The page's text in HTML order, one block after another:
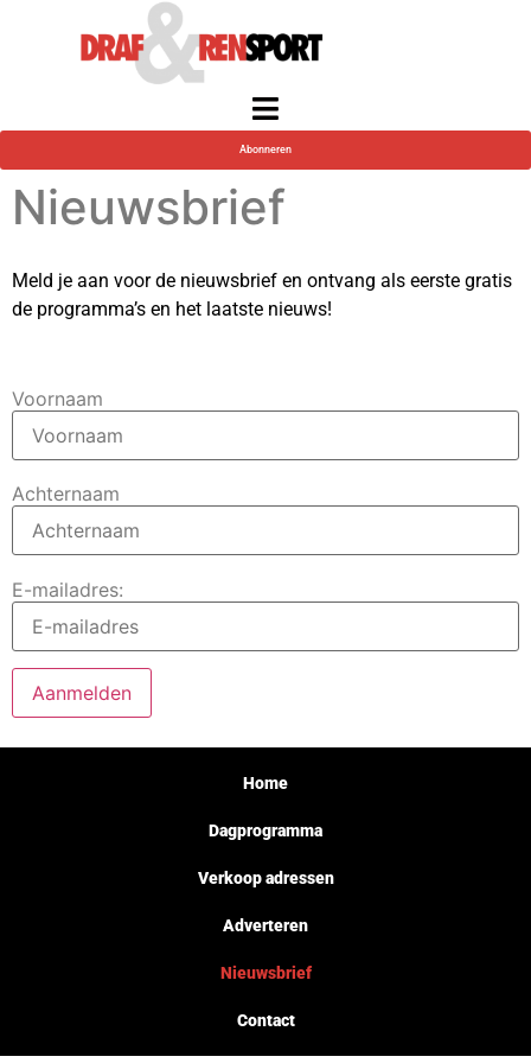
Abonneren
Nieuwsbrief
Meld je aan voor de nieuwsbrief en ontvang als eerste gratis
de programma’s en het laatste nieuws!
Voornaam
Achternaam
E-mailadres:
Home
Dagprogramma
Verkoop adressen
Adverteren
Nieuwsbrief
Contact